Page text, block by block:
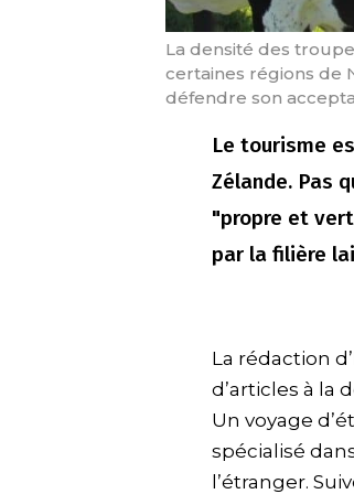
La densité des
certaines régions de
défendre son
Le tourisme
Zélande. Pas
"propre et
par la filière
La rédaction
d’articles à la
Un voyage
spécialisé
l’étranger.